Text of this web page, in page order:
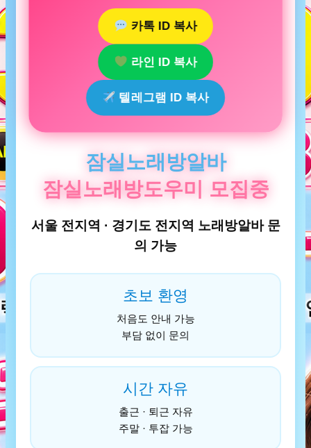
카톡 ID 복사
라인 ID 복사
텔레그램 ID 복사
잠실노래방알바
잠실노래방도우미 모집중
서울 전지역 · 경기도 전지역 노래방알바 문
의 가능
초보 환영
처음도 안내 가능
부담 없이 문의
시간 자유
출근 · 퇴근 자유
주말 · 투잡 가능